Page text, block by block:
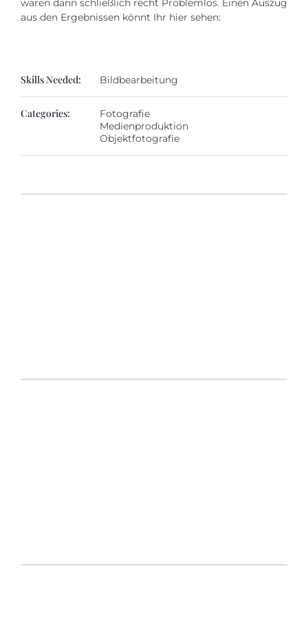
waren dann schließlich recht Problemlos. Einen Auszug
aus den Ergebnissen könnt Ihr hier sehen:
Skills Needed: Bildbearbeitung
Categories:
Fotografie
Medienproduktion
Objektfotografie